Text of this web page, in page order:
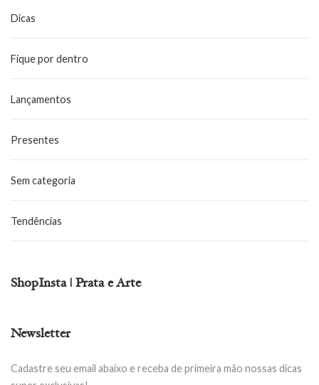
Dicas
Fique por dentro
Lançamentos
Presentes
Sem categoria
Tendências
ShopInsta | Prata e Arte
Newsletter
Cadastre seu email abaixo e receba de primeira mão nossas dicas